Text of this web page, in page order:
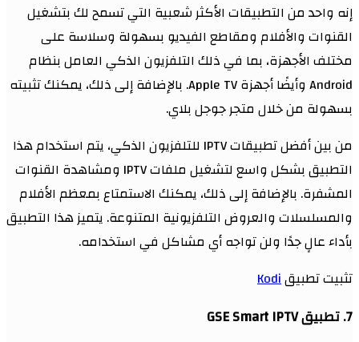
إنه واحد من التطبيقات الأكثر شعبية التي تسمح لك بتشغيل
القنوات والأفلام ومقاطع الفيديو بسهولة وسلاسة على
مختلف الأجهزة، بما في ذلك التلفزيون الذكي العامل بنظام
Android وأيضًا أجهزة Apple TV. بالإضافة إلى ذلك، يمكنك تثبيته
بسهولة من خلال متجر جوجل بلاي.
من بين أفضل تطبيقات IPTV للتلفزيون الذكي، يتم استخدام هذا
التطبيق بشكل واسع لتشغيل ملفات IPTV ومشاهدة القنوات
المشفرة. بالإضافة إلى ذلك، يمكنك الاستمتاع بمعظم الأفلام
والمسلسلات والعروض التلفزيونية المتنوعة. يتميز هذا التطبيق
بأداء عالٍ جدًا ولن تواجه أي مشاكل في استخدامه.
تثبيت تطبيقKodi
7. تطبيق GSE Smart IPTV